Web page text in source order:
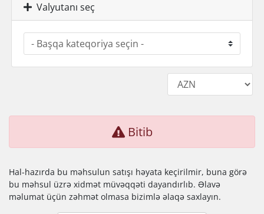
Valyutanı seç
Bitib
Hal-hazırda bu məhsulun satışı həyata keçirilmir, buna görə
bu məhsul üzrə xidmət müvəqqəti dayandırlıb. Əlavə
məlumat üçün zəhmət olmasa bizimlə əlaqə saxlayın.